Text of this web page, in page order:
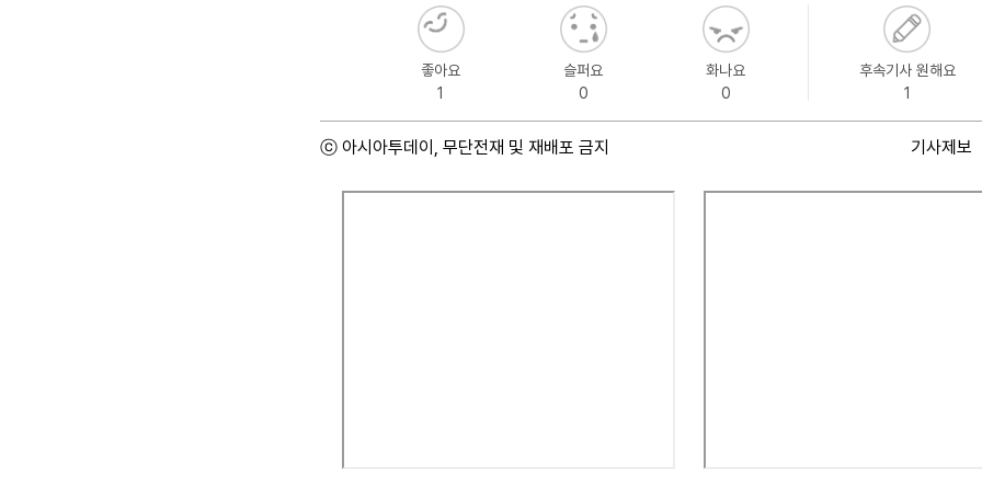
좋아요
1
슬퍼요
0
화나요
0
후속기사 원해요
1
ⓒ 아시아투데이, 무단전재 및 재배포 금지 기사제보